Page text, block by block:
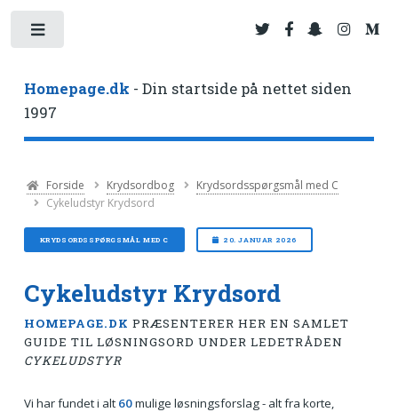
Homepage.dk - Din startside på nettet siden
1997
Forside Krydsordbog
Krydsordsspørgsmål med C
Cykeludstyr Krydsord
KRYDSORDSSPØRGSMÅL MED C 20. JANUAR 2026
Cykeludstyr Krydsord
HOMEPAGE.DK PRÆSENTERER HER EN SAMLET
GUIDE TIL LØSNINGSORD UNDER LEDETRÅDEN
CYKELUDSTYR
Vi har fundet i alt 60mulige løsningsforslag - alt fra korte,